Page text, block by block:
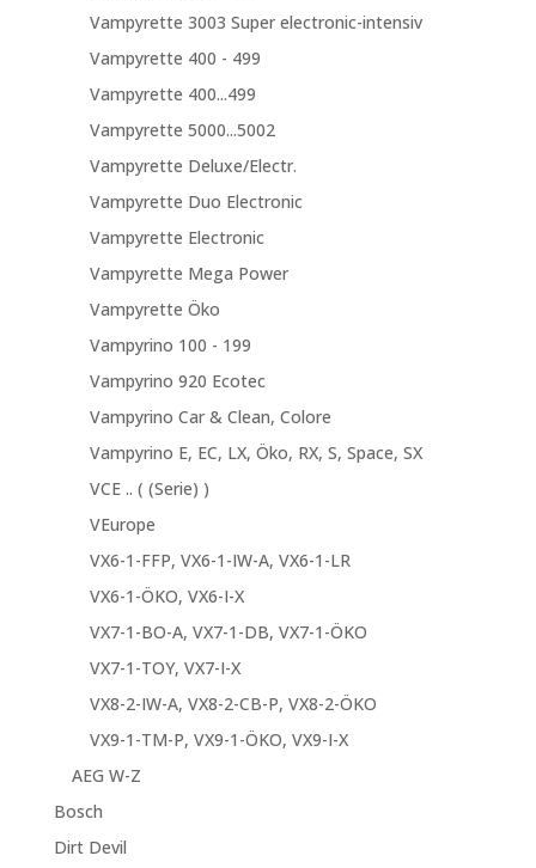
Vampyrette 3003 Super electronic-intensiv
Vampyrette 400 - 499
Vampyrette 400...499
Vampyrette 5000...5002
Vampyrette Deluxe/Electr.
Vampyrette Duo Electronic
Vampyrette Electronic
Vampyrette Mega Power
Vampyrette Öko
Vampyrino 100 - 199
Vampyrino 920 Ecotec
Vampyrino Car & Clean, Colore
Vampyrino E, EC, LX, Öko, RX, S, Space, SX
VCE .. ( (Serie) )
VEurope
VX6-1-FFP, VX6-1-IW-A, VX6-1-LR
VX6-1-ÖKO, VX6-I-X
VX7-1-BO-A, VX7-1-DB, VX7-1-ÖKO
VX7-1-TOY, VX7-I-X
VX8-2-IW-A, VX8-2-CB-P, VX8-2-ÖKO
VX9-1-TM-P, VX9-1-ÖKO, VX9-I-X
AEG W-Z
Bosch
Dirt Devil